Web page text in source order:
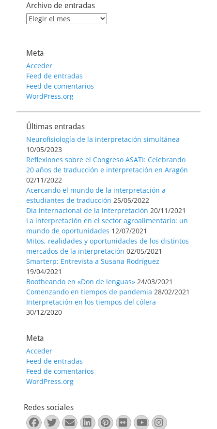
Archivo de entradas
Archivo
Meta
Acceder
Feed de entradas
Feed de comentarios
WordPress.org
Últimas entradas
Neurofisiología de la interpretación simultánea
10/05/2023
Reflexiones sobre el Congreso ASATI: Celebrando
20 años de traducción e interpretación en Aragón
02/11/2022
Acercando el mundo de la interpretación a
estudiantes de traducción 25/05/2022
Día internacional de la interpretación 20/11/2021
La interpretación en el sector agroalimentario: un
mundo de oportunidades 12/07/2021
Mitos, realidades y oportunidades de los distintos
mercados de la interpretación 02/05/2021
Smarterp: Entrevista a Susana Rodríguez
19/04/2021
Bootheando en «Don de lenguas» 24/03/2021
Comenzando en tiempos de pandemia 28/02/2021
Interpretación en los tiempos del cólera
30/12/2020
Meta
Acceder
Feed de entradas
Feed de comentarios
WordPress.org
Redes sociales
Facebook
Twitter
Correo
LinkedIn
Pinterest
FlickrYouTube